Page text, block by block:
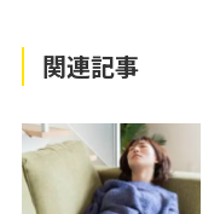
関連記事